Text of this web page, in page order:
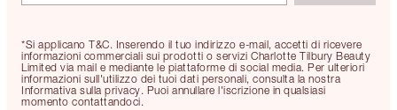
*Si applicano T&C. Inserendo il tuo indirizzo e-mail, accetti di ricevere
informazioni commerciali sui prodotti o servizi Charlotte Tilbury Beauty
Limited via mail e mediante le piattaforme di social media. Per ulteriori
informazioni sull'utilizzo dei tuoi dati personali, consulta la nostra
Informativa sulla privacy. Puoi annullare l'iscrizione in qualsiasi
momento contattandoci.